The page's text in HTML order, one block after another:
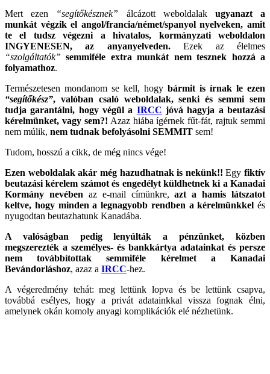
Mert ezen “segítőkésznek” álcázott weboldalak ugyanazt a
munkát végzik el angol/francia/német/spanyol nyelveken, amit
te el tudsz végezni a hivatalos, kormányzati weboldalon
INGYENESEN, az anyanyelveden.Ezek az élelmes
“szolgáltatók” semmiféle extra munkát nem tesznek hozzá a
folyamathoz.
Természetesen mondanom se kell, hogy bármit is írnak le ezen
“segítőkész”, valóban csaló weboldalak, senki és semmi sem
tudja garantálni, hogy végül a IRCC jóvá hagyja a beutazási
kérelmünket, vagy sem?! Azaz hiába ígérnek fűt-fát, rajtuk semmi
nem múlik, nem tudnak befolyásolni SEMMIT sem!
Tudom, hosszú a cikk, de még nincs vége!
Ezen weboldalak akár még hazudhatnak is nekünk!! Egy fiktív
beutazási kérelem számot és engedélyt küldhetnek ki a Kanadai
Kormány nevében az e-mail címünkre,azt a hamis látszatot
keltve, hogy minden a legnagyobb rendben a kérelmünkkel és
nyugodtan beutazhatunk Kanadába.
A valóságban pedig lenyúlták a pénzünket, közben
megszerezték a személyes- és bankkártya adatainkat és persze
nem továbbítottak semmiféle kérelmet a Kanadai
Bevándorláshoz, azaz a IRCC-hez.
A végeredmény tehát: meg lettünk lopva és be lettünk csapva,
továbbá esélyes, hogy a privát adatainkkal vissza fognak élni,
amelynek okán komoly anyagi komplikációk elé nézhetünk.